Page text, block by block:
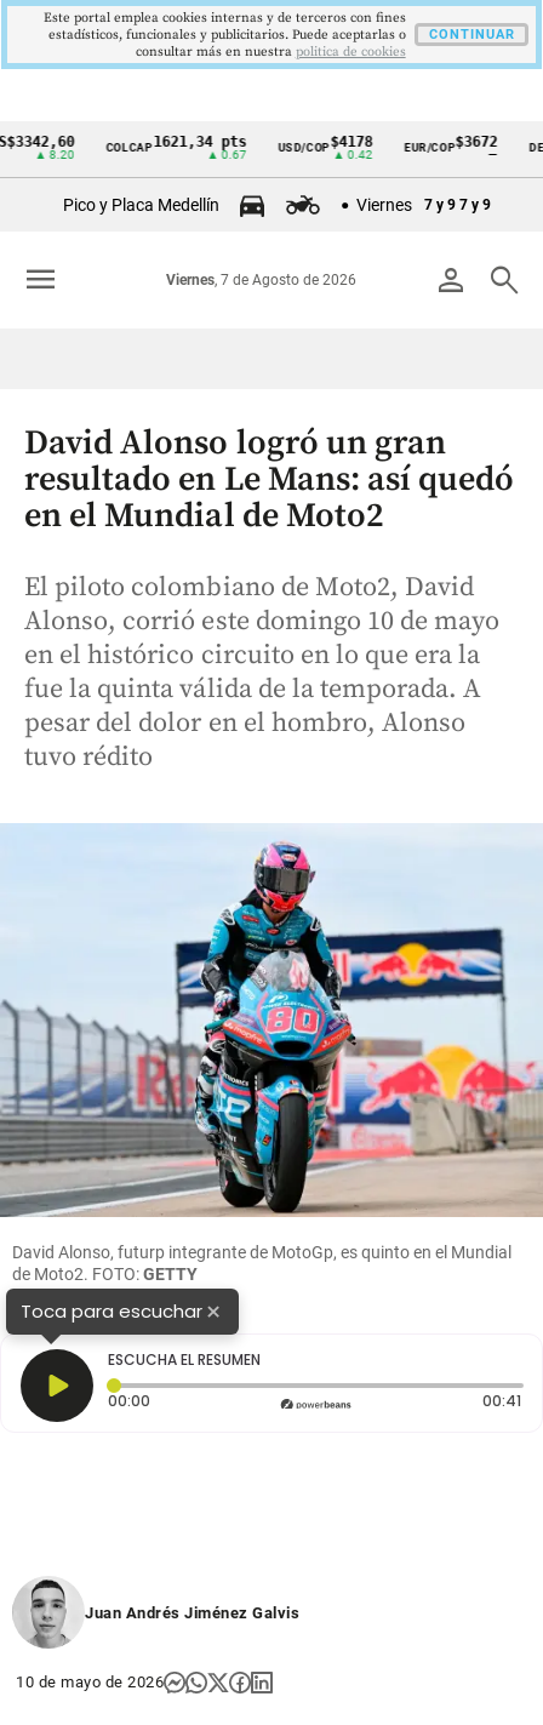
Cintillo
Colombia
COLCAP1621,34 pts USD/COP$4178
▲ 0.42
EUR/COP$3672
—
Pico y Placa Medellín Viernes 7 y 9 7 y 9
person search
Viernes, 7 de Agosto de 2026
menu
David Alonso logró un gran
resultado en Le Mans: así quedó
en el Mundial de Moto2
El piloto colombiano de Moto2, David
Alonso, corrió este domingo 10 de mayo
en el histórico circuito en lo que era la
fue la quinta válida de la temporada. A
pesar del dolor en el hombro, Alonso
tuvo rédito
David Alonso, futurp integrante de MotoGp, es quinto en el Mundial
de Moto2. FOTO:GETTY
Toca para escuchar×
ESCUCHA EL RESUMEN
00:00 Tiempo transcurrido: 0 segundos 00:41
Juan Andrés Jiménez Galvis
10 de mayo de 2026
Este portal emplea cookies internas y de terceros con fines
estadísticos, funcionales y publicitarios. Puede aceptarlas o
consultar más en nuestra politica de cookies
CONTINUAR